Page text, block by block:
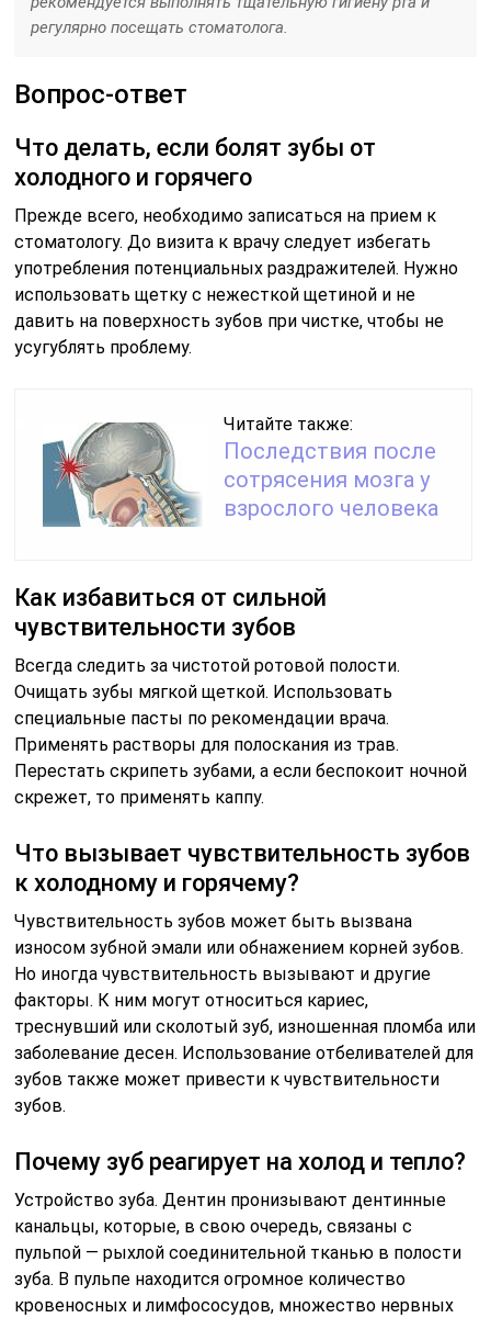
регулярно посещать стоматолога.
Вопрос-ответ
Что делать, если болят зубы от
холодного и горячего
Прежде всего, необходимо записаться на прием к
стоматологу. До визита к врачу следует избегать
употребления потенциальных раздражителей. Нужно
использовать щетку с нежесткой щетиной и не
давить на поверхность зубов при чистке, чтобы не
усугублять проблему.
Читайте также:
Последствия после
сотрясения мозга у
взрослого человека
Как избавиться от сильной
чувствительности зубов
Всегда следить за чистотой ротовой полости.
Очищать зубы мягкой щеткой. Использовать
специальные пасты по рекомендации врача.
Применять растворы для полоскания из трав.
Перестать скрипеть зубами, а если беспокоит ночной
скрежет, то применять каппу.
Что вызывает чувствительность зубов
к холодному и горячему?
Чувствительность зубов может быть вызвана
износом зубной эмали или обнажением корней зубов.
Но иногда чувствительность вызывают и другие
факторы. К ним могут относиться кариес,
треснувший или сколотый зуб, изношенная пломба или
заболевание десен. Использование отбеливателей для
зубов также может привести к чувствительности
зубов.
Почему зуб реагирует на холод и тепло?
Устройство зуба. Дентин пронизывают дентинные
канальцы, которые, в свою очередь, связаны с
пульпой — рыхлой соединительной тканью в полости
зуба. В пульпе находится огромное количество
кровеносных и лимфососудов, множество нервных